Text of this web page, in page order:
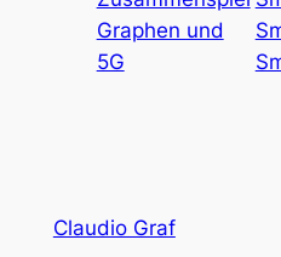
Graphen und
5G
Claudio Graf